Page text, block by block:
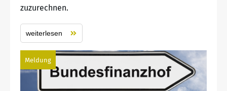
zuzurechnen.
weiterlesen
Meldung